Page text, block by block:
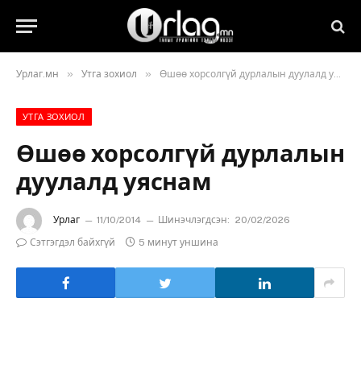
Урлаг.мн » Утга зохиол » Өшөө хорсолгүй дурлалын дуулалд уяснам
УТГА ЗОХИОЛ
Өшөө хорсолгүй дурлалын
дуулалд уяснам
Урлаг 11/10/2014 Шинэчлэгдсэн: 20/02/2026
Сэтгэгдэл байхгүй
5 минут уншина